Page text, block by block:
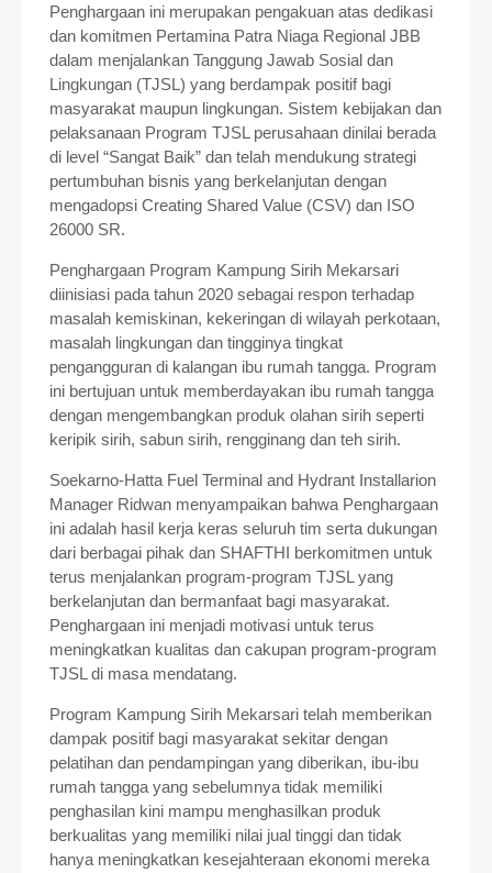
Penghargaan ini merupakan pengakuan atas dedikasi
dan komitmen Pertamina Patra Niaga Regional JBB
dalam menjalankan Tanggung Jawab Sosial dan
Lingkungan (TJSL) yang berdampak positif bagi
masyarakat maupun lingkungan. Sistem kebijakan dan
pelaksanaan Program TJSL perusahaan dinilai berada
di level “Sangat Baik” dan telah mendukung strategi
pertumbuhan bisnis yang berkelanjutan dengan
mengadopsi Creating Shared Value (CSV) dan ISO
26000 SR.
Penghargaan Program Kampung Sirih Mekarsari
diinisiasi pada tahun 2020 sebagai respon terhadap
masalah kemiskinan, kekeringan di wilayah perkotaan,
masalah lingkungan dan tingginya tingkat
pengangguran di kalangan ibu rumah tangga. Program
ini bertujuan untuk memberdayakan ibu rumah tangga
dengan mengembangkan produk olahan sirih seperti
keripik sirih, sabun sirih, rengginang dan teh sirih.
Soekarno-Hatta Fuel Terminal and Hydrant Installarion
Manager Ridwan menyampaikan bahwa Penghargaan
ini adalah hasil kerja keras seluruh tim serta dukungan
dari berbagai pihak dan SHAFTHI berkomitmen untuk
terus menjalankan program-program TJSL yang
berkelanjutan dan bermanfaat bagi masyarakat.
Penghargaan ini menjadi motivasi untuk terus
meningkatkan kualitas dan cakupan program-program
TJSL di masa mendatang.
Program Kampung Sirih Mekarsari telah memberikan
dampak positif bagi masyarakat sekitar dengan
pelatihan dan pendampingan yang diberikan, ibu-ibu
rumah tangga yang sebelumnya tidak memiliki
penghasilan kini mampu menghasilkan produk
berkualitas yang memiliki nilai jual tinggi dan tidak
hanya meningkatkan kesejahteraan ekonomi mereka